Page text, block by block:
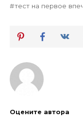
тест на первое
Оцените автора